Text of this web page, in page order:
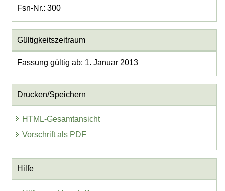
Fsn-Nr.: 300
Gültigkeitszeitraum
Fassung gültig ab: 1. Januar 2013
Drucken/Speichern
HTML-Gesamtansicht
Vorschrift als PDF
Hilfe